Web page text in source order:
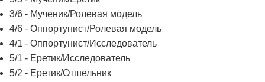
3/6 - Мученик/Ролевая модель
4/6 - Оппортунист/Ролевая модель
4/1 - Оппортунист/Исследователь
5/1 - Еретик/Исследователь
5/2 - Еретик/Отшельник